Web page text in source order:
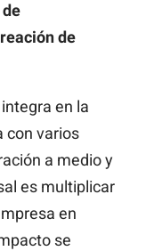
de
en la
con varios
a medio y
es multiplicar
en
se